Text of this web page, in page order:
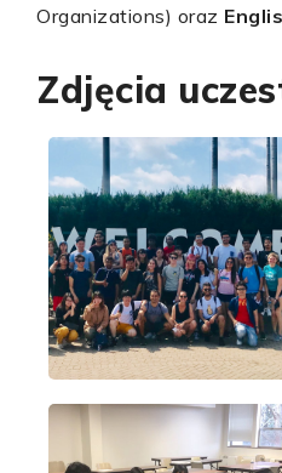
Organizations) oraz
Zdjęcia